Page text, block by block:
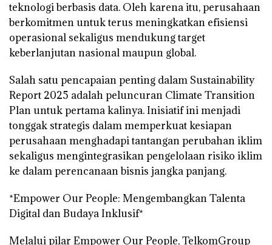
teknologi berbasis data. Oleh karena itu, perusahaan
berkomitmen untuk terus meningkatkan efisiensi
operasional sekaligus mendukung target
keberlanjutan nasional maupun global.
Salah satu pencapaian penting dalam Sustainability
Report 2025 adalah peluncuran Climate Transition
Plan untuk pertama kalinya. Inisiatif ini menjadi
tonggak strategis dalam memperkuat kesiapan
perusahaan menghadapi tantangan perubahan iklim
sekaligus mengintegrasikan pengelolaan risiko iklim
ke dalam perencanaan bisnis jangka panjang.
*Empower Our People: Mengembangkan Talenta
Digital dan Budaya Inklusif*
Melalui pilar Empower Our People, TelkomGroup